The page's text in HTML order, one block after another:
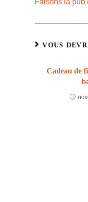
Faisons la pub
VOUS
Cadeau de